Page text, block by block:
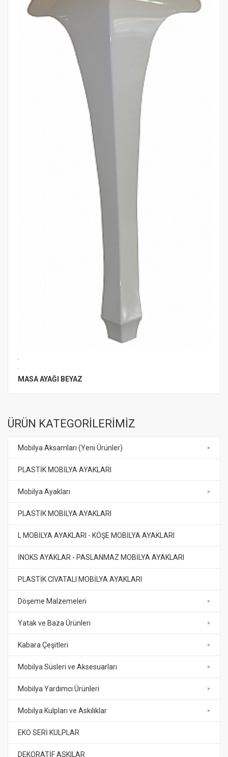
MASA AYAĞI BEYAZ
ÜRÜN KATEGORİLERİMİZ
Mobilya Aksamları (Yeni Ürünler)
PLASTİK MOBİLYA AYAKLARI
Mobilya Ayakları
PLASTİK MOBİLYA AYAKLARI
L MOBİLYA AYAKLARI - KÖŞE MOBİLYA AYAKLARI
İNOKS AYAKLAR - PASLANMAZ MOBİLYA AYAKLARI
PLASTİK CIVATALI MOBİLYA AYAKLARI
Döşeme Malzemeleri
Yatak ve Baza Ürünleri
Kabara Çeşitleri
Mobilya Süsleri ve Aksesuarları
Mobilya Yardımcı Ürünleri
Mobilya Kulpları ve Askılıklar
EKO SERİ KULPLAR
DEKORATİF ASKILAR